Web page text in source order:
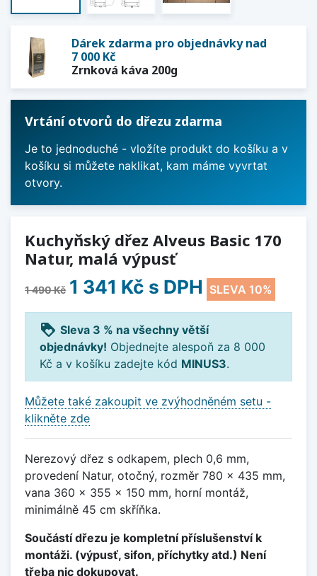
Dárek zdarma pro objednávky nad
7 000 Kč
Zrnková káva 200g
Vrtání otvorů do dřezu zdarma
Je to jednoduché - vložíte produkt do košíku a v
košíku si můžete naklikat, kam máme vyvrtat
otvory.
Kuchyňský dřez Alveus Basic 170
Natur, malá výpusť
1 490 Kč 1 341 Kč s DPH SLEVA 10%
loyalty Sleva 3 % na všechny větší
objednávky! Objednejte alespoň za 8 000
Kč a v košíku zadejte kód MINUS3.
Můžete také zakoupit ve zvýhodněném setu -
klikněte zde
Nerezový dřez s odkapem, plech 0,6 mm,
provedení Natur, otočný, rozměr 780 x 435 mm,
vana 360 x 355 x 150 mm, horní montáž,
minimálně 45 cm skříňka.
Součástí dřezu je kompletní příslušenství k
montáži. (výpusť, sifon, příchytky atd.) Není
třeba nic dokupovat.